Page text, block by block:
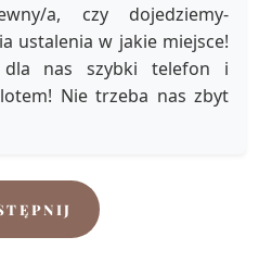
a, czy dojedziemy-
ustalenia w jakie miejsce!
nas szybki telefon i
Nie trzeba nas zbyt